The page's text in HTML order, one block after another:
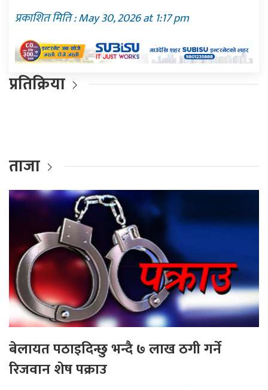
प्रकाशित मिति : May 30, 2026 at 1:17 pm
प्रतिक्रिया
ताजा
बेलायत पठाइदिन्छु भन्दै ७ लाख ठगी गर्ने
रिजवान शेष पक्राउ